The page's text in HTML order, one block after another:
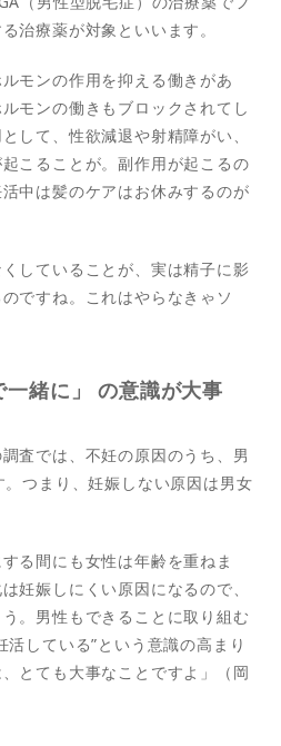
治療薬が対象といいます。
モンの作用を抑える働きがあ
モンの働きもブロックされてし
して、性欲減退や射精障がい、
こることが。副作用が起こるの
中は髪のケアはお休みするのが
していることが、実は精子に影
ですね。これはやらなきゃソ
緒に」 の意識が大事
査では、不妊の原因のうち、男
つまり、妊娠しない原因は男女
る間にも女性は年齢を重ねま
妊娠しにくい原因になるので、
。男性もできることに取り組む
活している”という意識の高まり
とても大事なことですよ」（岡